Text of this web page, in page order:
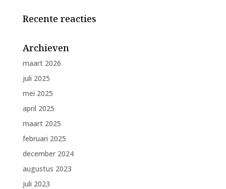
Recente reacties
Archieven
maart 2026
juli 2025
mei 2025
april 2025
maart 2025
februari 2025
december 2024
augustus 2023
juli 2023